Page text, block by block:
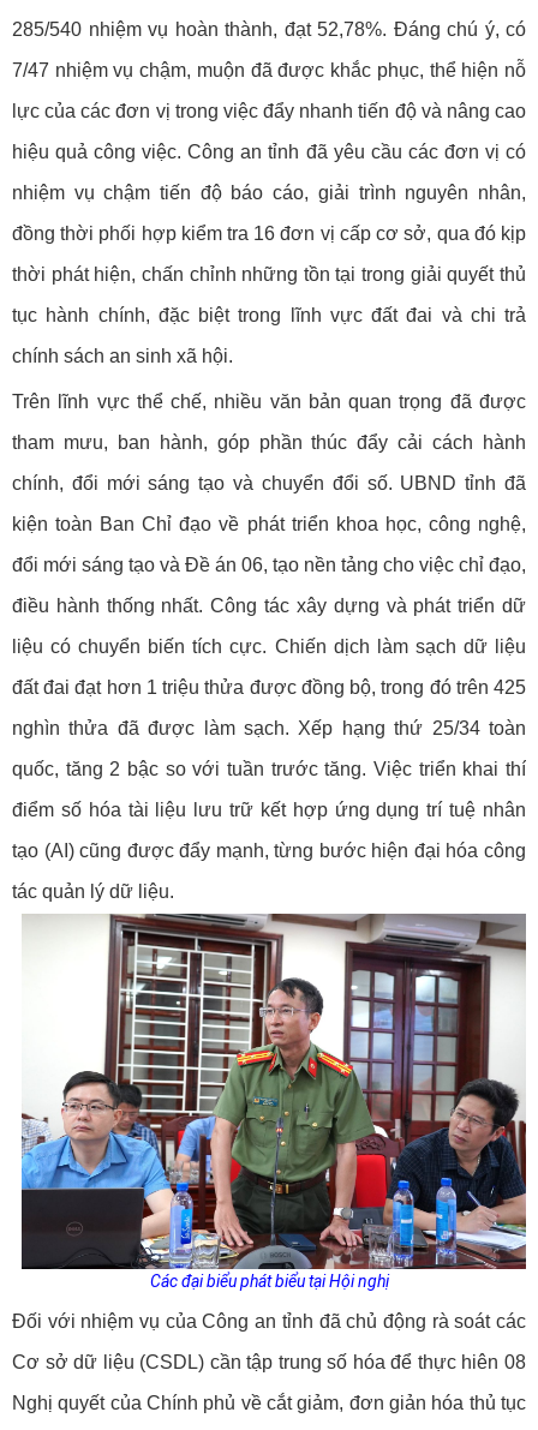
285/540 nhiệm vụ hoàn thành, đạt 52,78%. Đáng chú ý, có
7/47 nhiệm vụ chậm, muộn đã được khắc phục, thể hiện nỗ
lực của các đơn vị trong việc đẩy nhanh tiến độ và nâng cao
hiệu quả công việc. Công an tỉnh đã yêu cầu các đơn vị có
nhiệm vụ chậm tiến độ báo cáo, giải trình nguyên nhân,
đồng thời phối hợp kiểm tra 16 đơn vị cấp cơ sở, qua đó kịp
thời phát hiện, chấn chỉnh những tồn tại trong giải quyết thủ
tục hành chính, đặc biệt trong lĩnh vực đất đai và chi trả
chính sách an sinh xã hội.
Trên lĩnh vực thể chế, nhiều văn bản quan trọng đã được
tham mưu, ban hành, góp phần thúc đẩy cải cách hành
chính, đổi mới sáng tạo và chuyển đổi số. UBND tỉnh đã
kiện toàn Ban Chỉ đạo về phát triển khoa học, công nghệ,
đổi mới sáng tạo và Đề án 06, tạo nền tảng cho việc chỉ đạo,
điều hành thống nhất. Công tác xây dựng và phát triển dữ
liệu có chuyển biến tích cực. Chiến dịch làm sạch dữ liệu
đất đai đạt hơn 1 triệu thửa được đồng bộ, trong đó trên 425
nghìn thửa đã được làm sạch. Xếp hạng thứ 25/34 toàn
quốc, tăng 2 bậc so với tuần trước tăng. Việc triển khai thí
điểm số hóa tài liệu lưu trữ kết hợp ứng dụng trí tuệ nhân
tạo (AI) cũng được đẩy mạnh, từng bước hiện đại hóa công
tác quản lý dữ liệu.
Các đại biểu phát biểu tại Hội nghị
Đối với nhiệm vụ của Công an tỉnh đã chủ động rà soát các
Cơ sở dữ liệu (CSDL) cần tập trung số hóa để thực hiên 08
Nghị quyết của Chính phủ về cắt giảm, đơn giản hóa thủ tục